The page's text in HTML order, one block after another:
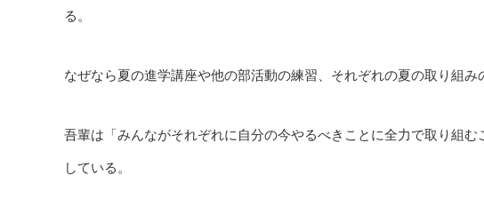
る。
なぜなら夏の進学講座や他の部活動の練習、それぞれの夏の取り組み
吾輩は「みんながそれぞれに自分の今やるべきことに全力で取り組
している。